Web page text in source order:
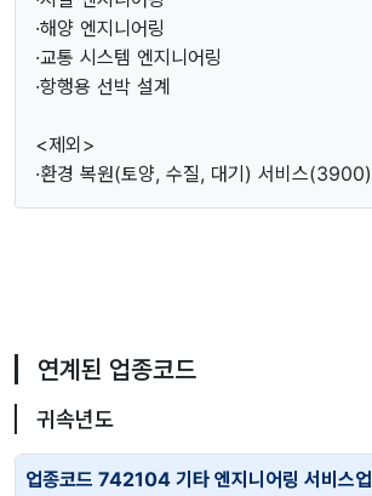
·해양 엔지니어링
·교통 시스템 엔지니어링
·항행용 선박 설계
<제외>
·환경 복원(토양, 수질, 대기) 서비스(3900)
연계된 업종코드
귀속년도
업종코드 742104 기타 엔지니어링 서비스업